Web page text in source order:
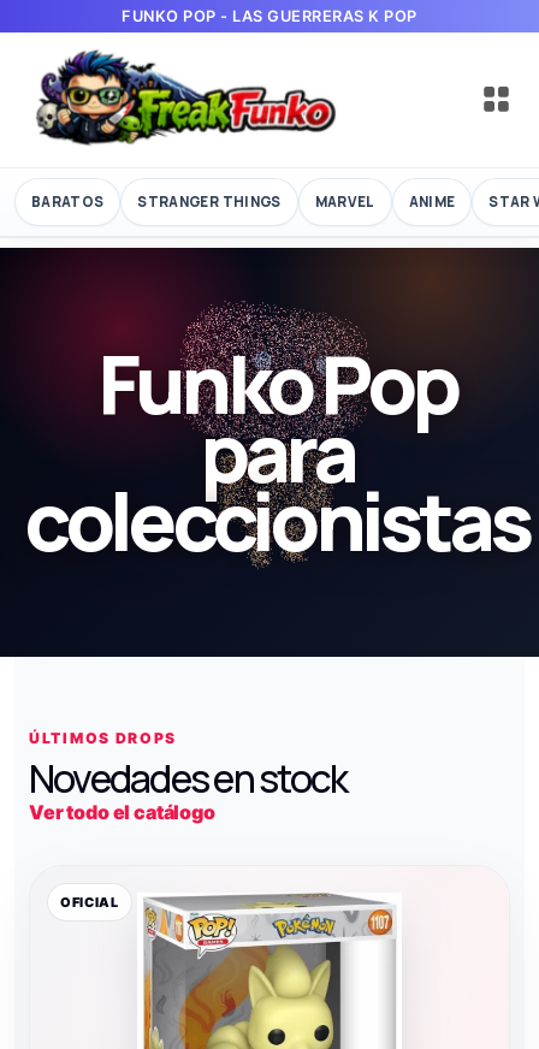
FUNKO POP - LAS GUERRERAS K POP
BARATOS STRANGER THINGS MARVEL ANIME STAR
Funko Pop
para
coleccionistas
ÚLTIMOS DROPS
Novedades en stock
Ver todo el catálogo
OFICIAL